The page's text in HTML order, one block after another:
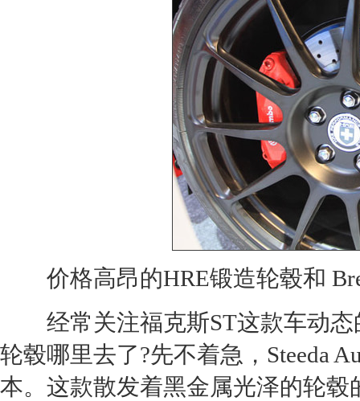
价格高昂的HRE锻造轮毂和
经常关注福克斯ST这款车动
轮毂哪里去了?先不着急，Steeda
本。这款散发着黑金属光泽的轮